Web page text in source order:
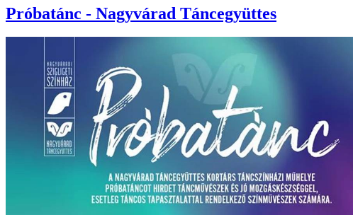
Próbatánc - Nagyvárad Táncegyüttes